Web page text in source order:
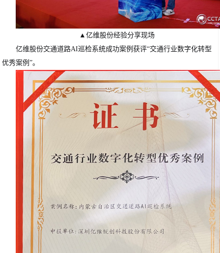
▲亿维股份经验分享现场
亿维股份交通道路AI巡检系统成功案例获评“交通行业数字化转型
优秀案例”。